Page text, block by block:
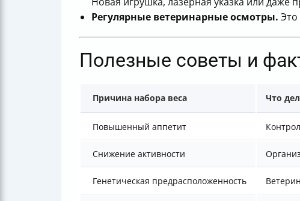
Регулярные ветеринарные осмотры. Это
Полезные советы и
Причина набора веса Что
Повышенный аппетит
Снижение активности
Генетическая предрасположенность